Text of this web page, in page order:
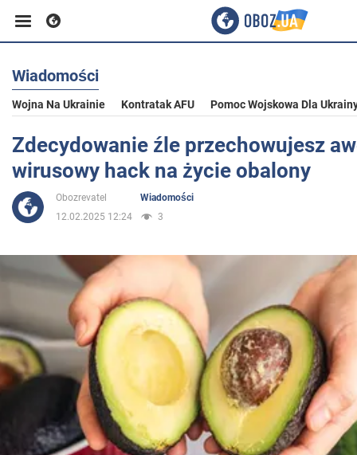
Biznes
Sport
Rozrywka
Polityka
Społeczeństwo
Wojna na Ukrainie
Świat
Wiadomości
Wojna Na Ukrainie Kontratak AFU Pomoc Wojskowa Dla
Zdecydowanie źle przechowujesz
wirusowy hack na życie obalony
Obozrevatel
Wiadomości
12.02.2025 12:24
3